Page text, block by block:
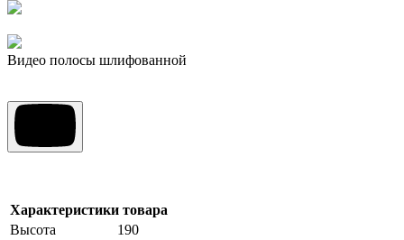
Видео полосы шлифованной
Характеристики товара
Высота
190